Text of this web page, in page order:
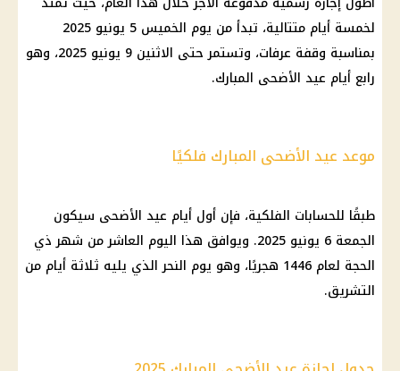
لخمسة أيام متتالية، تبدأ من يوم الخميس 5 يونيو 2025
بمناسبة وقفة عرفات
، وتستمر حتى الاثنين 9 يونيو 2025، وهو
رابع أيام عيد الأضحى المبارك.
موعد عيد الأضحى المبارك فلكيًا
طبقًا للحسابات الفلكية، فإن أول أيام عيد الأضحى سيكون
الجمعة 6 يونيو 2025. ويوافق هذا اليوم العاشر من شهر ذي
الحجة لعام 1446 هجريًا، وهو يوم النحر الذي يليه ثلاثة أيام من
التشريق.